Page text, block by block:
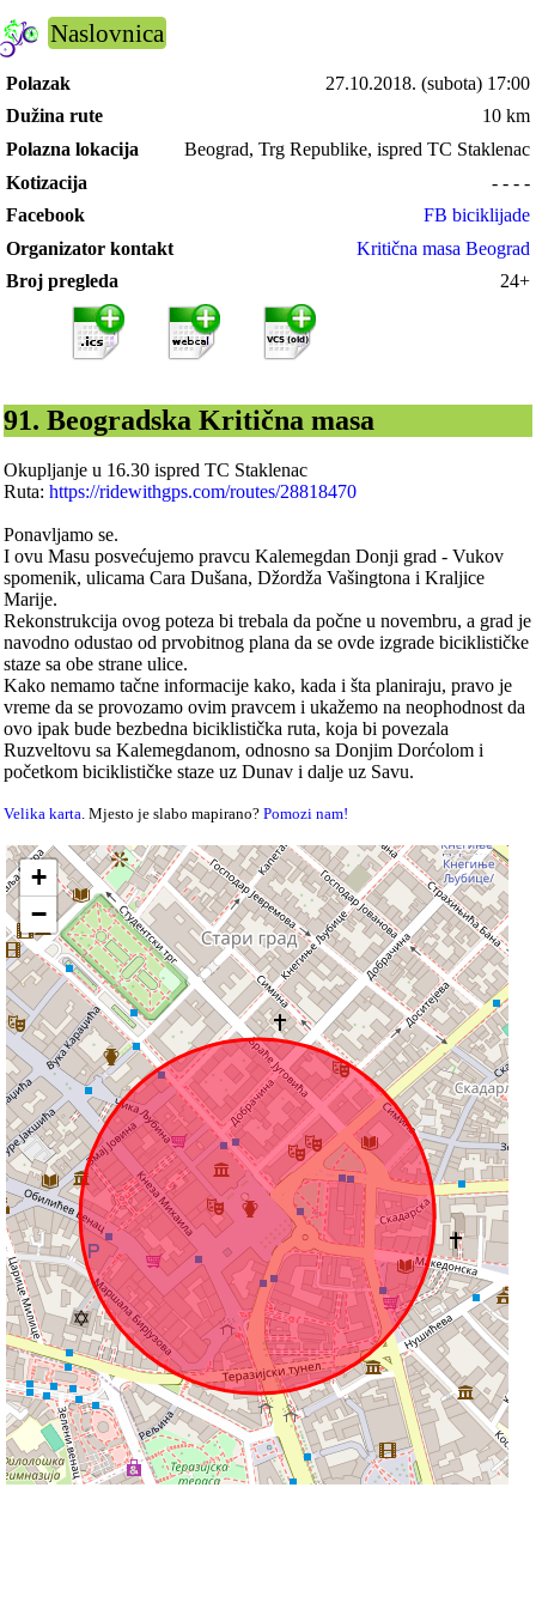
Naslovnica
Polazak 27.10.2018. (subota) 17:00
Dužina rute
10 km
Polazna lokacija
Beograd, Trg Republike, ispred TC Staklenac
Kotizacija
- - - -
Facebook
FB biciklijade
Organizator kontakt
Kritična masa Beograd
Broj pregleda
24+
91. Beogradska Kritična masa
Okupljanje u 16.30 ispred TC Staklenac
Ruta:https://ridewithgps.com/routes/28818470
Ponavljamo se.
I ovu Masu posvećujemo pravcu Kalemegdan Donji grad - Vukov
spomenik, ulicama Cara Dušana, Džordža Vašingtona i Kraljice
Marije.
Rekonstrukcija ovog poteza bi trebala da počne u novembru, a grad je
navodno odustao od prvobitnog plana da se ovde izgrade biciklističke
staze sa obe strane ulice.
Kako nemamo tačne informacije kako, kada i šta planiraju, pravo je
vreme da se provozamo ovim pravcem i ukažemo na neophodnost da
ovo ipak bude bezbedna biciklistička ruta, koja bi povezala
Ruzveltovu sa Kalemegdanom, odnosno sa Donjim Dorćolom i
početkom biciklističke staze uz Dunav i dalje uz Savu.
Velika karta. Mjesto je slabo mapirano?Pomozi nam!
+
−